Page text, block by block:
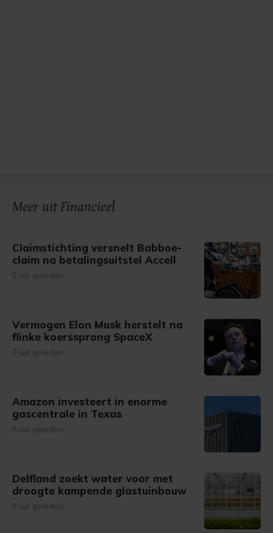
Meer uit Financieel
Claimstichting versnelt Babboe-
claim na betalingsuitstel Accell
5 uur geleden
Vermogen Elon Musk herstelt na
flinke koerssprong SpaceX
7 uur geleden
Amazon investeert in enorme
gascentrale in Texas
8 uur geleden
Delfland zoekt water voor met
droogte kampende glastuinbouw
9 uur geleden